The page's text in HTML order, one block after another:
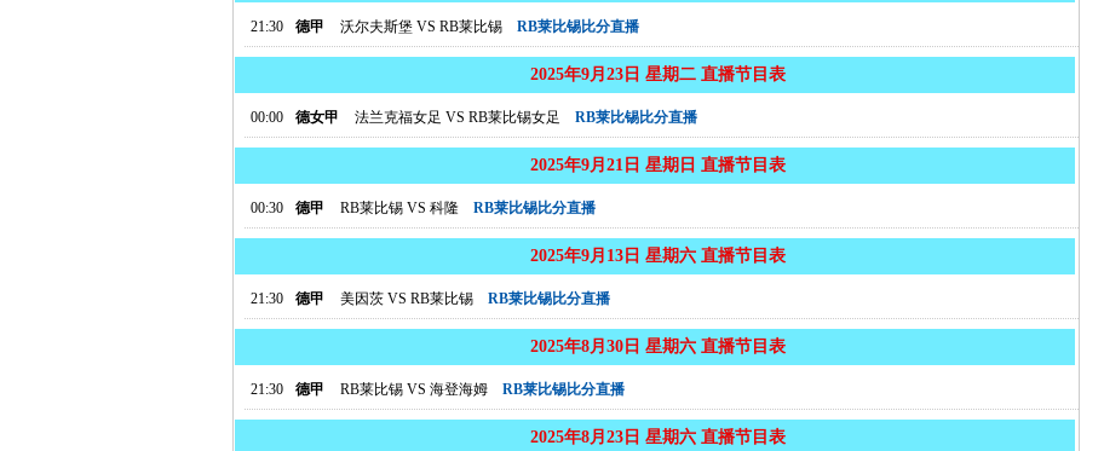
21:30 德甲 沃尔夫斯堡 VS RB莱比锡 RB莱比锡比分直播
2025年9月23日 星期二 直播节目表
00:00 德女甲 法兰克福女足 VS RB莱比锡女足 RB莱比锡比分直播
2025年9月21日 星期日 直播节目表
00:30 德甲 RB莱比锡 VS 科隆 RB莱比锡比分直播
2025年9月13日 星期六 直播节目表
21:30 德甲 美因茨 VS RB莱比锡 RB莱比锡比分直播
2025年8月30日 星期六 直播节目表
21:30 德甲 RB莱比锡 VS 海登海姆 RB莱比锡比分直播
2025年8月23日 星期六 直播节目表